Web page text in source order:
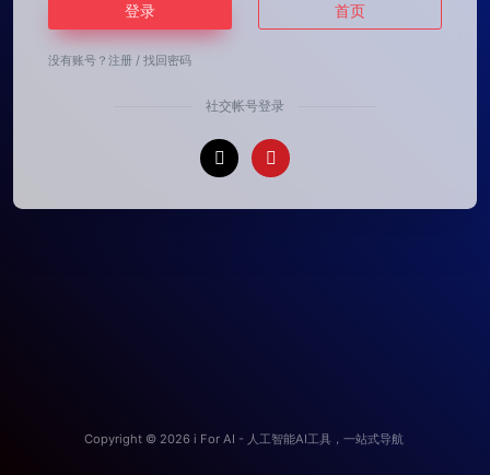
登录 首页
没有账号？ 注册 / 找回密码
社交帐号登录
Copyright © 2026 i For AI - 人工智能AI工具，一站式导航